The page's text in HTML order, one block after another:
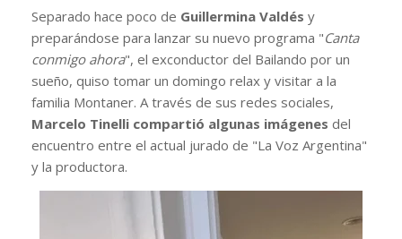
Separado hace poco de Guillermina Valdés y
preparándose para lanzar su nuevo programa "Canta
conmigo ahora", el exconductor del Bailando por un
sueño, quiso tomar un domingo relax y visitar a la
familia Montaner. A través de sus redes sociales,
Marcelo Tinelli compartió algunas imágenes del
encuentro entre el actual jurado de "La Voz Argentina"
y la productora.